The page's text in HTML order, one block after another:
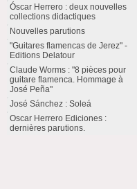
Óscar Herrero : deux nouvelles
collections didactiques
Nouvelles parutions
"Guitares flamencas de Jerez" -
Editions Delatour
Claude Worms : "8 pièces pour
guitare flamenca. Hommage à
José Peña"
José Sánchez : Soleá
Oscar Herrero Ediciones :
dernières parutions.